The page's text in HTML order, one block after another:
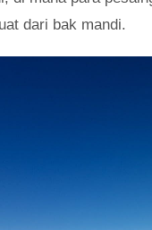
dari bak mandi.